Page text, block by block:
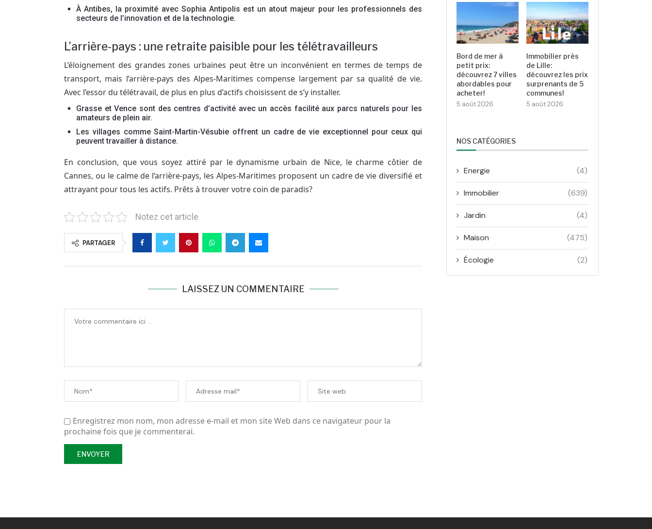
À Antibes, la proximité avec Sophia Antipolis est un atout majeur pour les professionnels des
secteurs de l’innovation et de la technologie.
L’arrière-pays : une retraite paisible pour les télétravailleurs
L’éloignement des grandes zones urbaines peut être un inconvénient en termes de temps de
transport, mais l’arrière-pays des Alpes-Maritimes compense largement par sa qualité de vie.
Avec l’essor du télétravail, de plus en plus d’actifs choisissent de s’y installer.
Grasse et Vence sont des centres d’activité avec un accès facilité aux parcs naturels pour les
amateurs de plein air.
Les villages comme Saint-Martin-Vésubie offrent un cadre de vie exceptionnel pour ceux qui
peuvent travailler à distance.
En conclusion, que vous soyez attiré par le dynamisme urbain de Nice, le charme côtier de
Cannes, ou le calme de l’arrière-pays, les Alpes-Maritimes proposent un cadre de vie diversifié et
attrayant pour tous les actifs. Prêts à trouver votre coin de paradis?
Notez cet article
PARTAGER
LAISSEZ UN COMMENTAIRE
Enregistrez mon nom, mon adresse e-mail et mon site Web dans ce navigateur pour la
prochaine fois que je commenterai.
Bord de mer à
petit prix:
découvrez 7 villes
abordables pour
acheter!
5 août 2026
Immobilier près
de Lille:
découvrez les prix
surprenants de 5
communes!
5 août 2026
NOS CATÉGORIES
Energie (4)
Immobilier (639)
Jardin (4)
Maison (475)
Écologie (2)